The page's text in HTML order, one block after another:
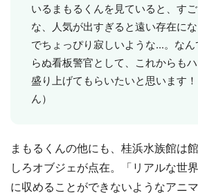
いるまもるくんを見ていると、す
な、人気が出すぎると遠い存在に
でちょっぴり寂しいような...。な
らぬ看板警官として、これからもハ
盛り上げてもらいたいと思います
ん）
まもるくんの他にも、桂浜水族館は
しろオブジェが点在。「リアルな世
に収めることができないようなアニ